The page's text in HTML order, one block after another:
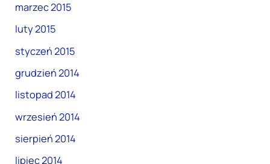
marzec 2015
luty 2015
styczeń 2015
grudzień 2014
listopad 2014
wrzesień 2014
sierpień 2014
lipiec 2014